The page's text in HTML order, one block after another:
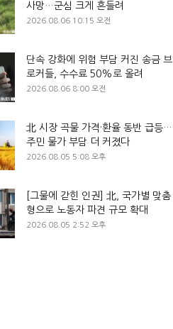
사망…군심 크게 흔들려
2026.08.06 10:15 오전
단속 강화에 위험 부담 커진 송금 브
로커들, 수수료 50%로 올려
2026.08.06 8:00 오전
北 시장 곡물 가격·환율 동반 급등…
주민 물가 부담 더 커졌다
2026.08.05 5:08 오후
[그물에 갇힌 인권] 北, 국가별 맞춤
형으로 노동자 파견 규모 확대
2026.08.05 2:52 오후